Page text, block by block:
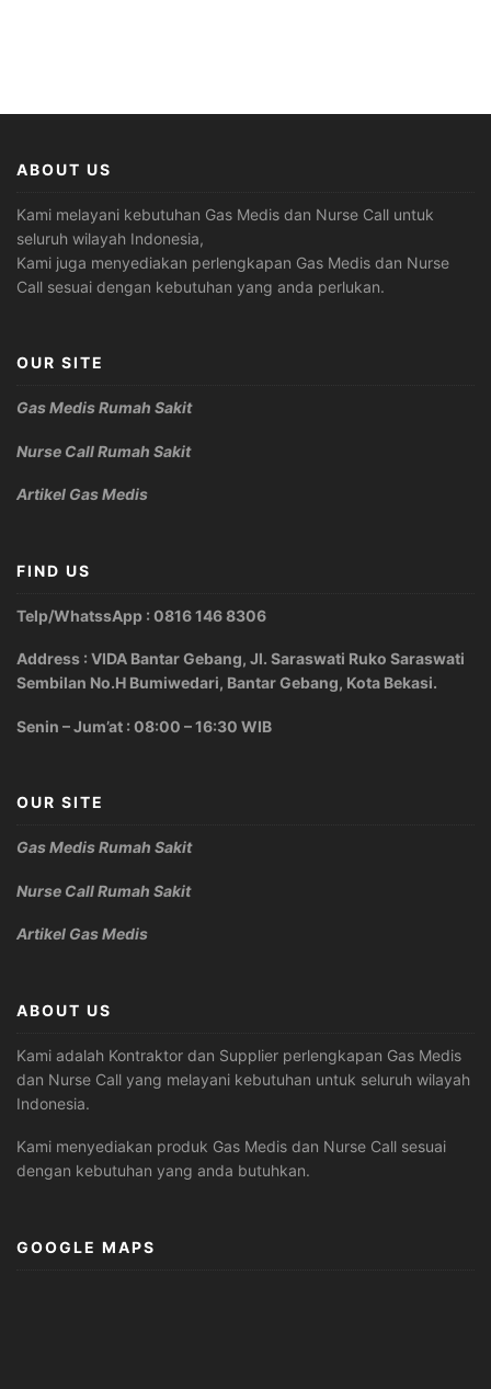
ABOUT US
Kami melayani kebutuhan Gas Medis dan Nurse Call untuk
seluruh wilayah Indonesia,
Kami juga menyediakan perlengkapan Gas Medis dan Nurse
Call sesuai dengan kebutuhan yang anda perlukan.
OUR SITE
Gas Medis Rumah Sakit
Nurse Call Rumah Sakit
Artikel Gas Medis
FIND US
Telp/WhatssApp : 0816 146 8306
Address : VIDA Bantar Gebang, Jl. Saraswati Ruko Saraswati
Sembilan No.H Bumiwedari, Bantar Gebang, Kota Bekasi.
Senin – Jum’at : 08:00 – 16:30 WIB
OUR SITE
Gas Medis Rumah Sakit
Nurse Call Rumah Sakit
Artikel Gas Medis
ABOUT US
Kami adalah Kontraktor dan Supplier perlengkapan Gas Medis
dan Nurse Call yang melayani kebutuhan untuk seluruh wilayah
Indonesia.
Kami menyediakan produk Gas Medis dan Nurse Call sesuai
dengan kebutuhan yang anda butuhkan.
GOOGLE MAPS